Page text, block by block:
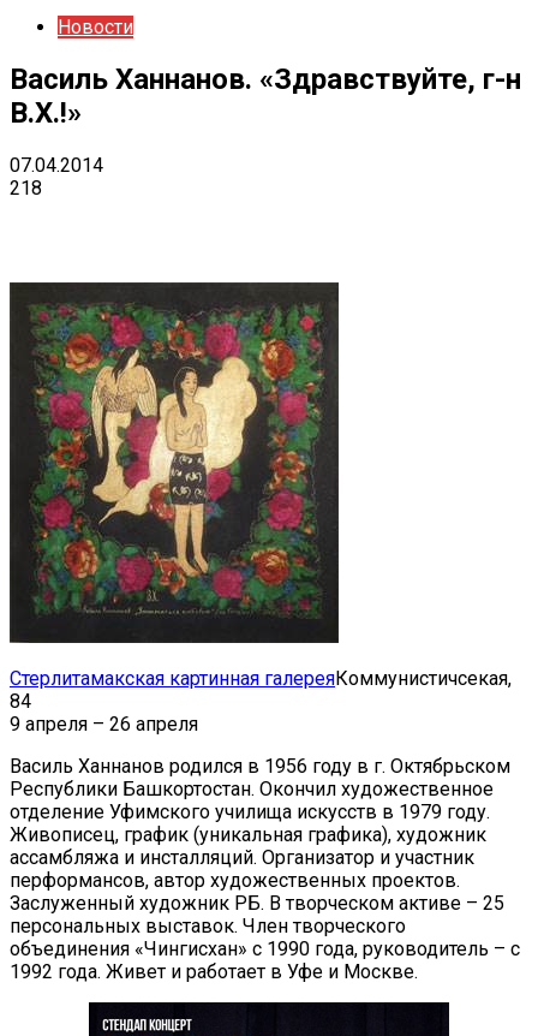
Новости
Василь Ханнанов. «Здравствуйте, г-н
В.Х.!»
07.04.2014
218
Стерлитамакская картинная галереяКоммунистичсекая,
84
9 апреля – 26 апреля
Василь Ханнанов родился в 1956 году в г. Октябрьском
Республики Башкортостан. Окончил художественное
отделение Уфимского училища искусств в 1979 году.
Живописец, график (уникальная графика), художник
ассамбляжа и инсталляций. Организатор и участник
перформансов, автор художественных проектов.
Заслуженный художник РБ. В творческом активе – 25
персональных выставок. Член творческого
объединения «Чингисхан» с 1990 года, руководитель – с
1992 года. Живет и работает в Уфе и Москве.